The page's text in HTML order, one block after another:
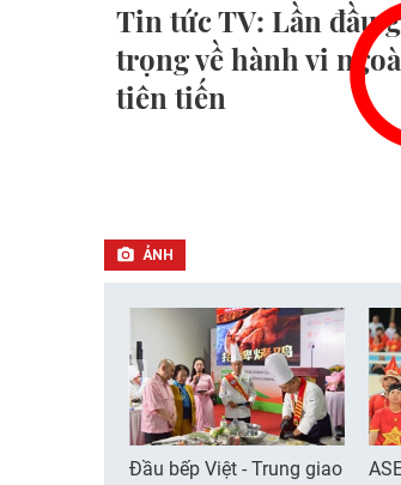
Tin tức TV: Lần đầu
trọng về hành vi
tiên tiến
ẢNH
Đầu bếp Việt - Trung giao